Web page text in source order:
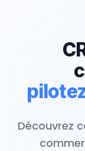
Découvrez